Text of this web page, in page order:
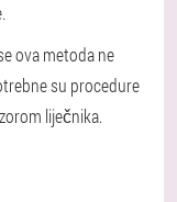
ova metoda ne
su procedure
liječnika.